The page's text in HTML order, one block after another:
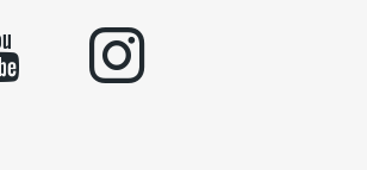
instagram